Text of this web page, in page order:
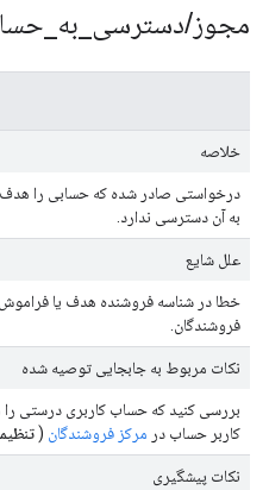
مجوز/دسترسی به
خلاصه
درخواستی صادر شده که حسابی را هدف
به آن دسترسی ندارد.
علل شایع
خطا در شناسه فروشنده هدف یا فراموش
فروشندگان.
نکات مربوط به جابجایی توصیه شده
بررسی کنید که حساب کاربری درستی را
کاربر حساب در مرکز فروشندگان (
نکات پیشگیری